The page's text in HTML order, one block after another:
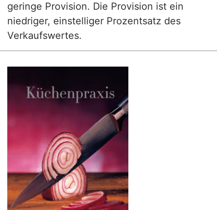
geringe Provision. Die Provision ist ein
niedriger, einstelliger Prozentsatz des
Verkaufswertes.